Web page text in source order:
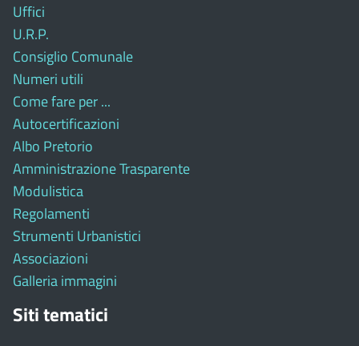
Uffici
U.R.P.
Consiglio Comunale
Numeri utili
Come fare per ...
Autocertificazioni
Albo Pretorio
Amministrazione Trasparente
Modulistica
Regolamenti
Strumenti Urbanistici
Associazioni
Galleria immagini
Siti tematici